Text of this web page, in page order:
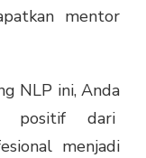
mentor
NLP ini, Anda
positif dari
menjadi